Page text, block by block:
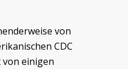
von
CDC
einigen